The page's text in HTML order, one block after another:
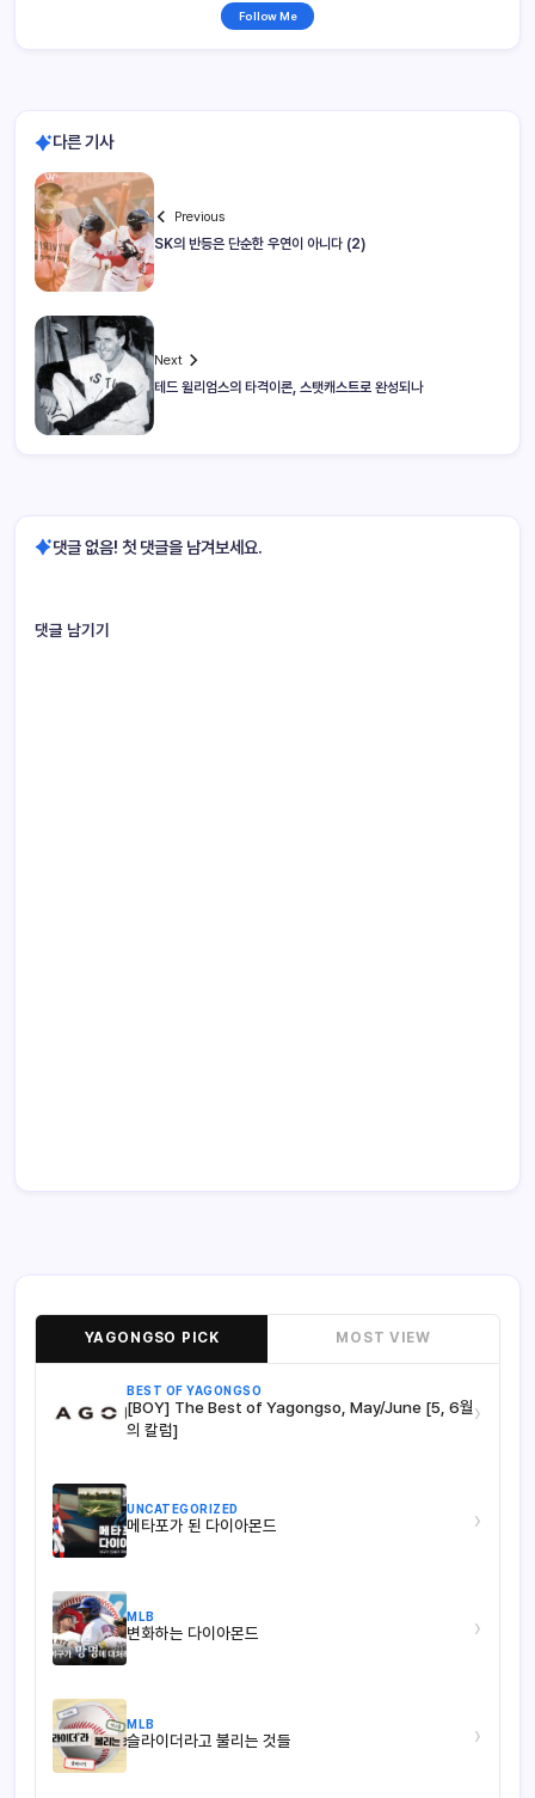
Follow Me
다른 기사
Previous
SK의 반등은 단순한 우연이 아니다 (2)
Next
테드 윌리엄스의 타격이론, 스탯캐스트로 완성되나
댓글 없음! 첫 댓글을 남겨보세요.
댓글 남기기
YAGONGSO PICK MOST VIEW
BEST OF YAGONGSO
[BOY] The Best of Yagongso, May/June [5, 6월
의 칼럼]
›
UNCATEGORIZED
메타포가 된 다이아몬드 ›
MLB
변화하는 다이아몬드 ›
MLB
슬라이더라고 불리는 것들 ›